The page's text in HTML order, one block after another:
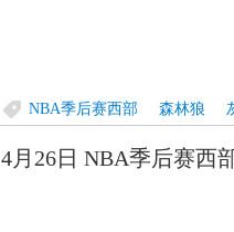
NBA季后赛西部 森林狼
4月26日 NBA季后赛西